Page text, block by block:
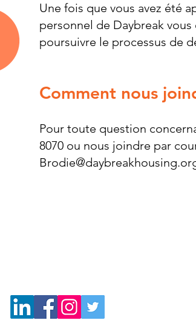
Une fois que vous avez été
personnel de Daybreak
poursuivre le processus de
Comment nous
Pour toute question
8070 ou nous joindre par